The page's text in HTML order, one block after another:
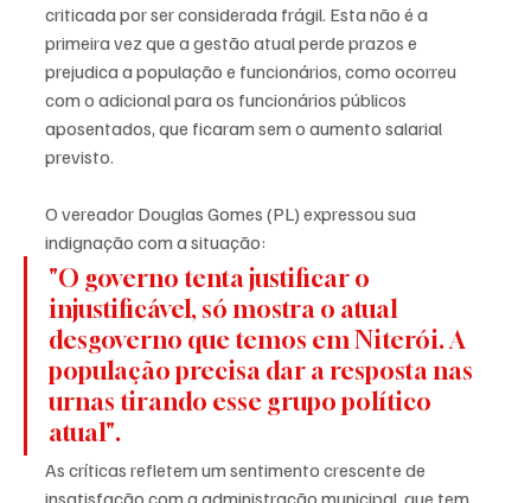
criticada por ser considerada frágil. Esta não é a
primeira vez que a gestão atual perde prazos e
prejudica a população e funcionários, como ocorreu
com o adicional para os funcionários públicos
aposentados, que ficaram sem o aumento salarial
previsto.
O vereador Douglas Gomes (PL) expressou sua
indignação com a situação:
"O governo tenta justificar o
injustificável, só mostra o atual
desgoverno que temos em Niterói. A
população precisa dar a resposta nas
urnas tirando esse grupo político
atual".
As críticas refletem um sentimento crescente de
insatisfação com a administração municipal, que tem